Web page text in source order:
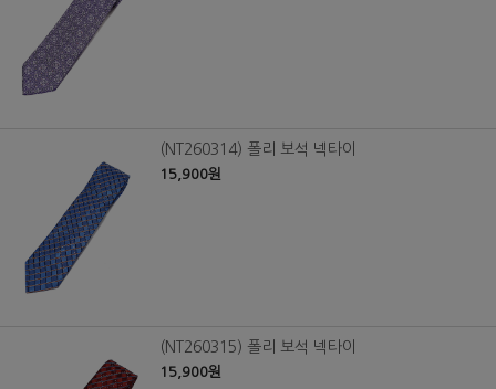
(NT260314) 폴리 보석 넥타이
15,900원
(NT260315) 폴리 보석 넥타이
15,900원